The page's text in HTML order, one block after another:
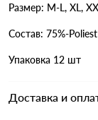
Размер: M-L, XL,
Состав: 75%-
Упаковка 12 шт
Доставка и